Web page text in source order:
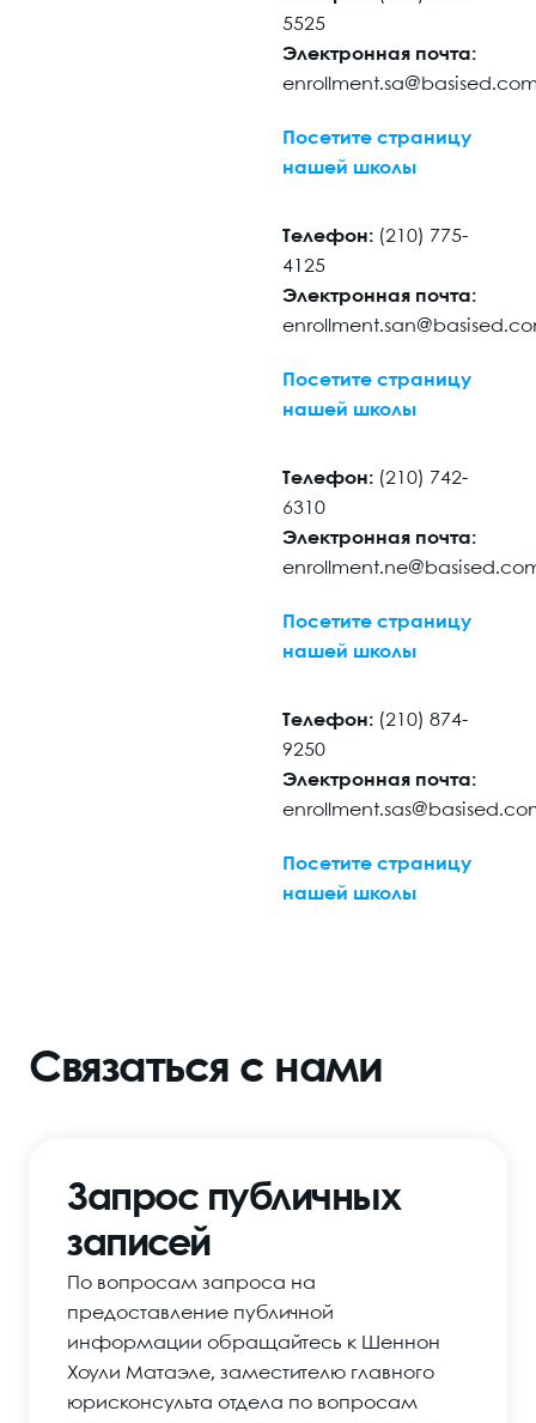
5525
Электронная почта:
Посетите страницу
нашей школы
Телефон: (210) 775-
4125
Электронная почта:
Посетите страницу
нашей школы
Телефон: (210) 742-
6310
Электронная почта:
Посетите страницу
нашей школы
Телефон: (210) 874-
9250
Электронная почта:
Посетите страницу
нашей школы
Связаться с нами
Запрос публичных
записей
По вопросам запроса на
предоставление публичной
информации обращайтесь к Шеннон
Хоули Матаэле, заместителю главного
юрисконсульта отдела по вопросам